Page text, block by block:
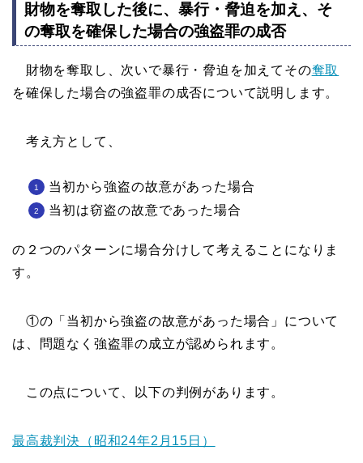
財物を奪取した後に、暴行・脅迫を加え、そ
の奪取を確保した場合の強盗罪の成否
財物を奪取し、次いで暴行・脅迫を加えてその奪取
を確保した場合の強盗罪の成否について説明します。
考え方として、
当初から強盗の故意があった場合
当初は窃盗の故意であった場合
の２つのパターンに場合分けして考えることになりま
す。
①の「当初から強盗の故意があった場合」について
は、問題なく強盗罪の成立が認められます。
この点について、以下の判例があります。
最高裁判決（昭和24年2月15日）